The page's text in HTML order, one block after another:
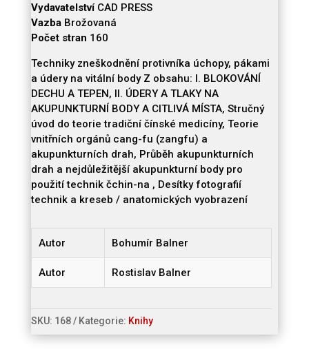
VydavatelstvíCAD PRESS
VazbaBrožovaná
Počet stran 160
Techniky zneškodnění protivníka úchopy, pákami
a údery na vitální body Z obsahu: I. BLOKOVÁNÍ
DECHU A TEPEN, II. ÚDERY A TLAKY NA
AKUPUNKTURNÍ BODY A CITLIVÁ MÍSTA, Stručný
úvod do teorie tradiční čínské medicíny, Teorie
vnitřních orgánů cang-fu (zangfu) a
akupunkturních drah, Průběh akupunkturních
drah a nejdůležitější akupunkturní body pro
použití technik čchin-na , Desítky fotografií
technik a kreseb / anatomických vyobrazení
Autor Bohumír Balner
Autor Rostislav Balner
SKU: 168 Kategorie: Knihy